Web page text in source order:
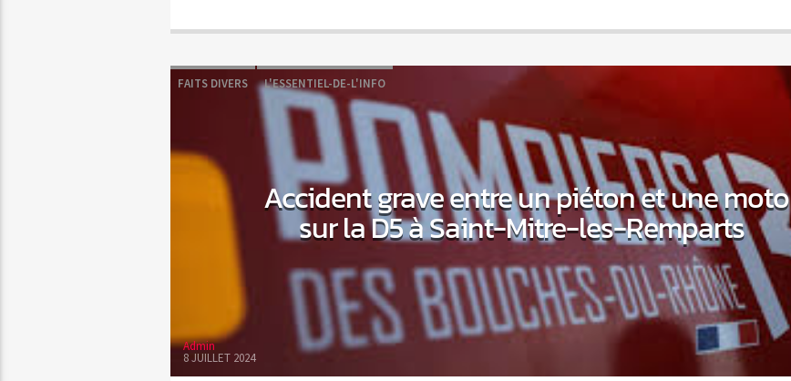
FAITS DIVERS L'ESSENTIEL-DE-L'INFO
Accident grave entre un piéton et une moto
sur la D5 à Saint-Mitre-les-Remparts
Admin
8 JUILLET 2024